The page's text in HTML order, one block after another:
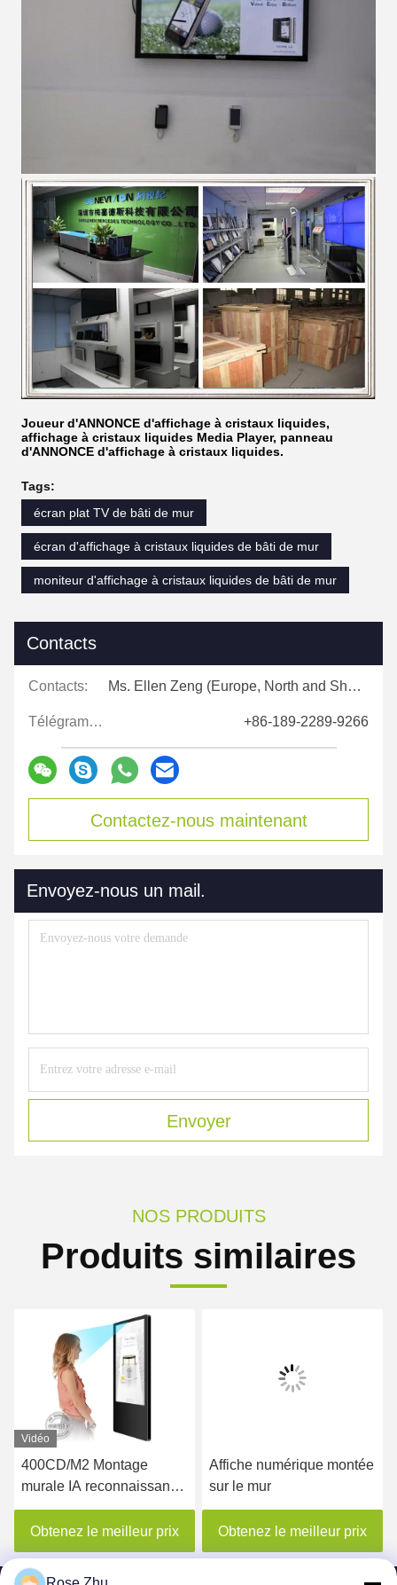
Joueur d'ANNONCE d'affichage à cristaux liquides,
affichage à cristaux liquides Media Player, panneau
d'ANNONCE d'affichage à cristaux liquides.
Tags:
écran plat TV de bâti de mur
écran d'affichage à cristaux liquides de bâti de mur
moniteur d'affichage à cristaux liquides de bâti de mur
Contacts
Contacts: Ms. Ellen Zeng (Europe, North and Shouth America)
Télégramme: +86-189-2289-9266
Contactez-nous maintenant
Envoyez-nous un mail.
Envoyer
NOS PRODUITS
Produits similaires
Vidéo
400CD/M2 Montage
murale IA reconnaissance
faciale affichage LCD de
signalisation numérique
d'ascenseur publicitaire
Obtenez le meilleur prix
Affiche numérique montée
sur le mur
Obtenez le meilleur prix